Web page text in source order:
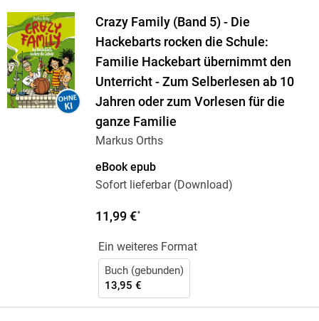
Crazy Family (Band 5) - Die
Hackebarts rocken die Schule:
Familie Hackebart übernimmt den
Unterricht - Zum Selberlesen ab 10
Jahren oder zum Vorlesen für die
ganze Familie
Markus Orths
eBook epub
Sofort lieferbar (Download)
11,99 €*
Ein weiteres Format
Buch (gebunden)
13,95 €